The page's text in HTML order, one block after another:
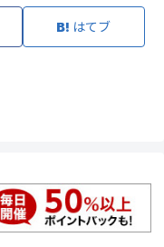
はてブ